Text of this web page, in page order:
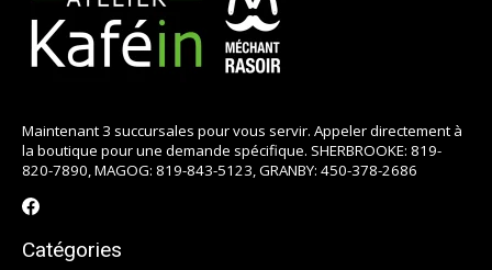
Maintenant 3 succursales pour vous servir. Appeler directement à
la boutique pour une demande spécifique. SHERBROOKE: 819-
820-7890, MAGOG: 819-843-5123, GRANBY: 450-378-2686
Catégories